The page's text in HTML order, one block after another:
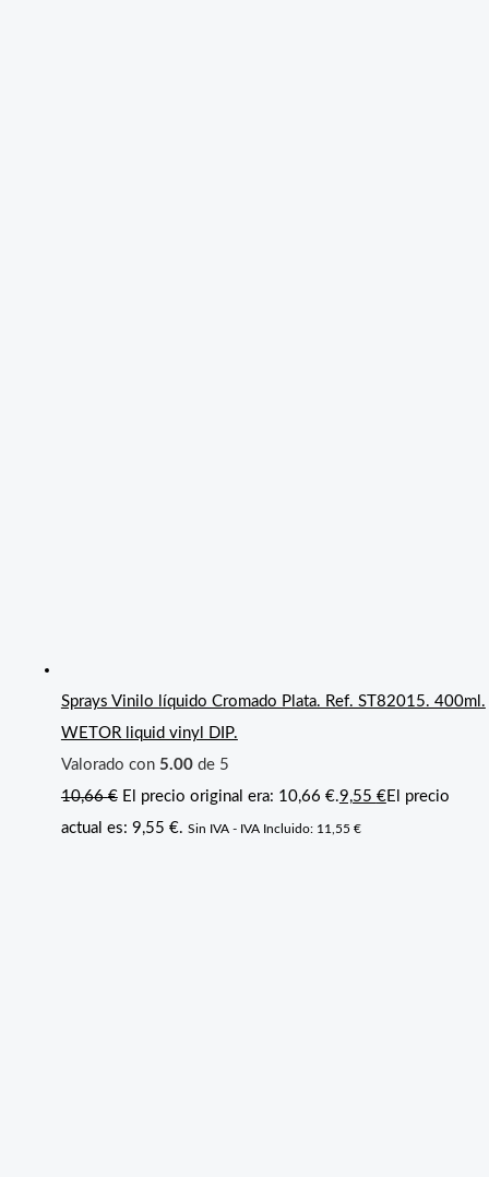
Sprays Vinilo líquido Cromado Plata. Ref. ST82015. 400ml.
WETOR liquid vinyl DIP.
Valorado con 5.00de 5
10,66€ El precio original era: 10,66 €.9,55 €El precio
actual es: 9,55 €. Sin IVA - IVA Incluido: 11,55 €